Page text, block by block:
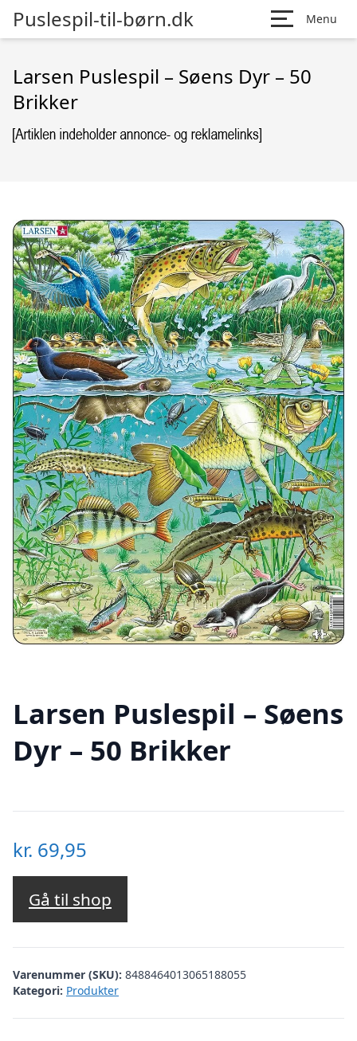
Puslespil-til-børn.dk Menu
Larsen Puslespil – Søens Dyr – 50
Brikker
Larsen Puslespil – Søens
Dyr – 50 Brikker
kr. 69,95
Gå til shop
Varenummer (SKU): 8488464013065188055
Kategori: Produkter